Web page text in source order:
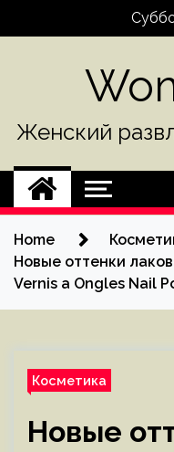
Женский
Home
Новые оттенки
Vernis a Ongles Nail
Косметика
Новые